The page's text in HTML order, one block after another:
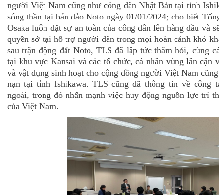
người Việt Nam cũng như công dân Nhật Bản tại tỉnh
sóng thần tại bán đảo Noto ngày 01/01/2024; cho biết
Osaka luôn đặt sự an toàn của công dân lên hàng đầu và
quyền sở tại hỗ trợ người dân trong mọi hoàn cảnh khó
sau trận động đất Noto, TLS đã lập tức thăm hỏi, cùng
tại khu vực Kansai và các tổ chức, cá nhân vùng lân cận
và vật dụng sinh hoạt cho cộng đồng người Việt Nam
nạn tại tỉnh Ishikawa. TLS cũng đã thông tin về công
ngoài, trong đó nhấn mạnh việc huy động nguồn lực trí
của Việt Nam.